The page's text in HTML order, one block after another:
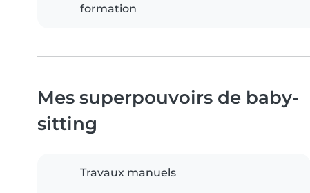
formation
Mes superpouvoirs de baby-
sitting
Travaux manuels